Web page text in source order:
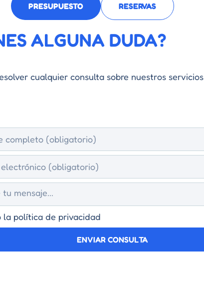
PRESUPUESTO RESERVAS
ALGUNA DUDA?
cualquier consulta sobre nuestros
la política de privacidad
ENVIAR CONSULTA